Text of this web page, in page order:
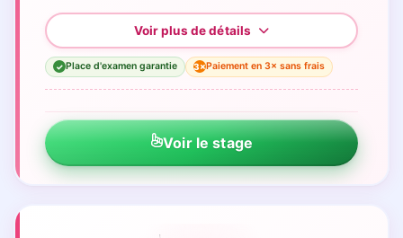
✓ Place d'examen garantie 3×Paiement en 3× sans frais
Voir le stage